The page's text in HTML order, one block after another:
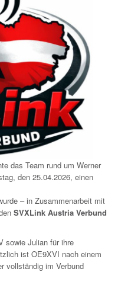
das Team rund um Werner
den 25.04.2026, einen
– in Zusammenarbeit mit
SVXLink Austria Verbund
sowie Julian für ihre
ist OE9XVI nach einem
vollständig im Verbund